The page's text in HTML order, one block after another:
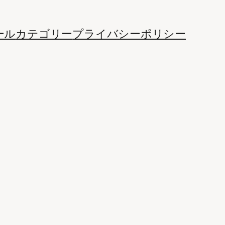
ルカテゴリープライバシーポリシー